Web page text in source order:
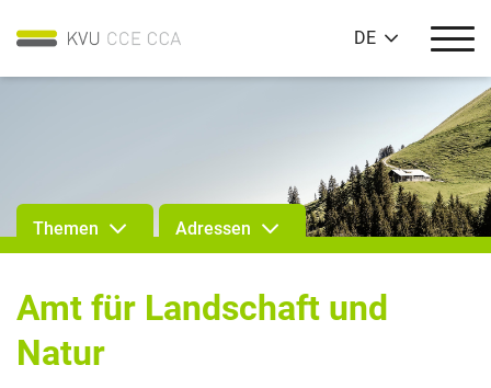
DE
Themen Adressen
Amt für Landschaft und
Natur